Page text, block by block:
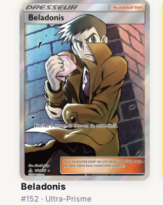
Beladonis
#152 · Ultra-Prisme